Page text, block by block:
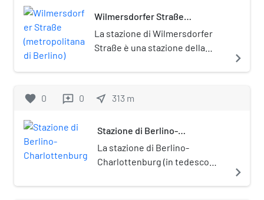
Wilmersdorfer Straße
La stazione di Wilmersdorfer
Straße è una stazione della
linea U7. Prende il nome
navigate_next
favorite 0 reviews 0 near_me 313 m
Stazione di Berlino-
La stazione di Berlino-
Charlottenburg (in tedesco
stazione ferroviaria di Berlino,
navigate_next